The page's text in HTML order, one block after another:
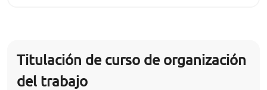
Titulación de curso de organización
del trabajo